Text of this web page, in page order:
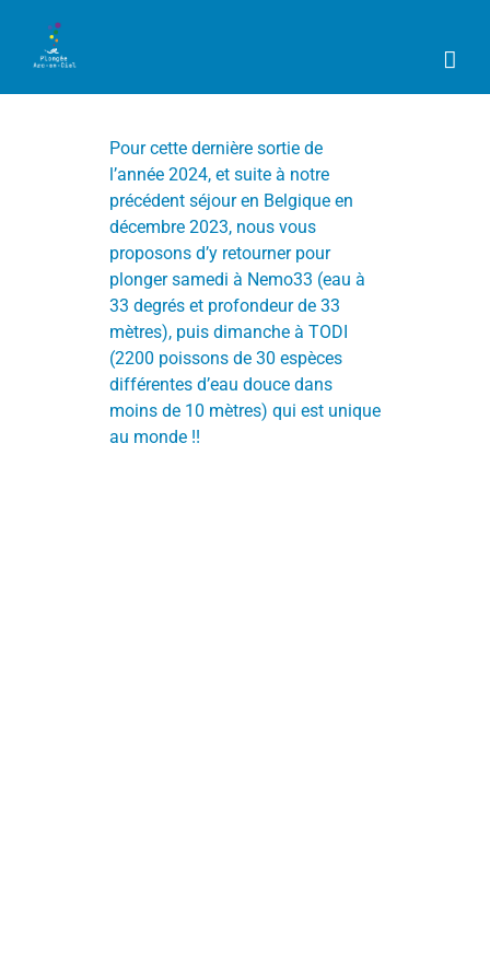
contenu
Pour cette dernière sortie de
l’année 2024, et suite à notre
précédent séjour en Belgique en
décembre 2023, nous vous
proposons d’y retourner pour
plonger samedi à Nemo33 (eau à
33 degrés et profondeur de 33
mètres), puis dimanche à TODI
(2200 poissons de 30 espèces
différentes d’eau douce dans
moins de 10 mètres) qui est unique
au monde !!